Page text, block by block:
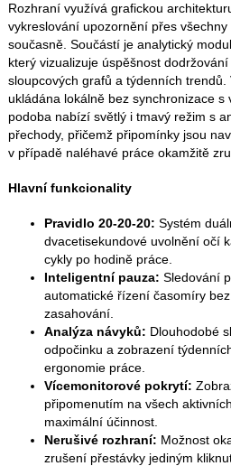
Rozhraní využívá grafickou
vykreslování upozornění přes
současně. Součástí je analytický
který vizualizuje úspěšnost
sloupcových grafů a týdenních trendů.
ukládána lokálně bez synchronizace s
podoba nabízí světlý i tmavý režim s
přechody, přičemž připomínky jsou
v případě naléhavé práce okamžitě
Hlavní funkcionality
Pravidlo 20-20-20: Systém
dvacetisekundové uvolnění očí
cykly po hodině práce.
Inteligentní pauza: Sledování
automatické řízení časomíry
zasahování.
Analýza návyků: Dlouhodobé
odpočinku a zobrazení
ergonomie práce.
Vícemonitorové pokrytí:
připomenutím na všech
maximální účinnost.
Nerušivé rozhraní: Možnost
zrušení přestávky jediným